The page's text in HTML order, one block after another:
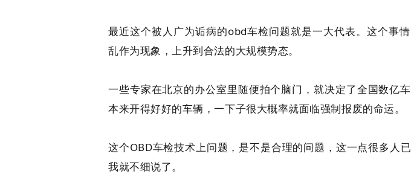
最近这个被人广为诟病的obd车检问题就是一大代表。这个事
乱作为现象，上升到合法的大规模势态。
一些专家在北京的办公室里随便拍个脑门，就决定了全国数亿车
本来开得好好的车辆，一下子很大概率就面临强制报废的命运。
这个OBD车检技术上问题，是不是合理的问题，这一点很多人
我就不细说了。